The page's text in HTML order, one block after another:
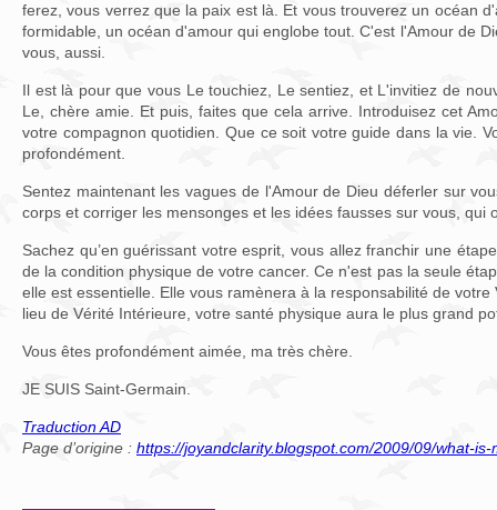
ferez, vous verrez que la paix est là. Et vous trouverez un océan
formidable, un océan d'amour qui englobe tout. C'est l'Amour de
vous, aussi.
Il est là pour que vous Le touchiez, Le sentiez, et L'invitiez de
Le, chère amie. Et puis, faites que cela arrive. Introduisez cet
votre compagnon quotidien. Que ce soit votre guide dans la vie.
profondément.
Sentez maintenant les vagues de l'Amour de Dieu déferler sur
corps et corriger les mensonges et les idées fausses sur vous, qui
Sachez qu’en guérissant votre esprit, vous allez franchir une
de la condition physique de votre cancer. Ce n'est pas la seule
elle est essentielle. Elle vous ramènera à la responsabilité de
lieu de Vérité Intérieure, votre santé physique aura le plus grand
Vous êtes profondément aimée, ma très chère.
JE SUIS Saint-Germain.
Traduction AD
Page d’origine : https://joyandclarity.blogspot.com/2009/09/what-